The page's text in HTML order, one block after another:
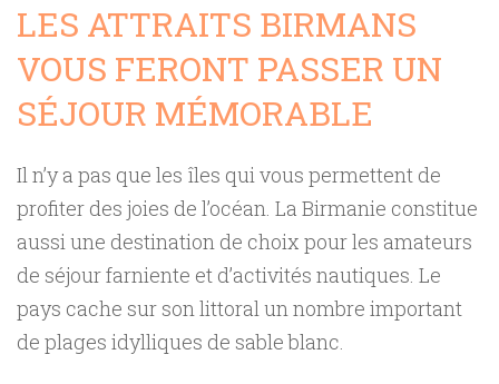
LES ATTRAITS BIRMANS
VOUS FERONT PASSER UN
SÉJOUR MÉMORABLE
Il n’y a pas que les îles qui vous permettent de
profiter des joies de l’océan. La Birmanie constitue
aussi une destination de choix pour les amateurs
de séjour farniente et d’activités nautiques. Le
pays cache sur son littoral un nombre important
de plages idylliques de sable blanc.